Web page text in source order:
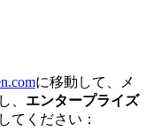
に移動して、メ
、 エンタープライズ
てください：